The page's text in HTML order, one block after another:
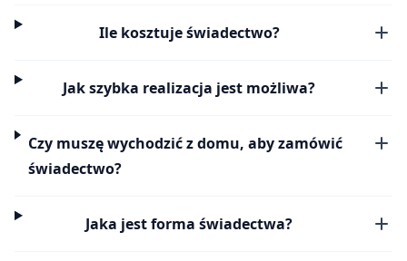
Ile kosztuje świadectwo?
Jak szybka realizacja jest możliwa?
Czy muszę wychodzić z domu, aby zamówić
świadectwo?
Jaka jest forma świadectwa?